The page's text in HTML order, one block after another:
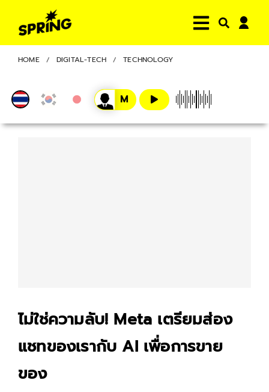
HOME DIGITAL-TECH TECHNOLOGY
ไม่ใช่ความลับ! Meta เตรียมส่อง
แชทของเรากับ AI เพื่อการขาย
ของ